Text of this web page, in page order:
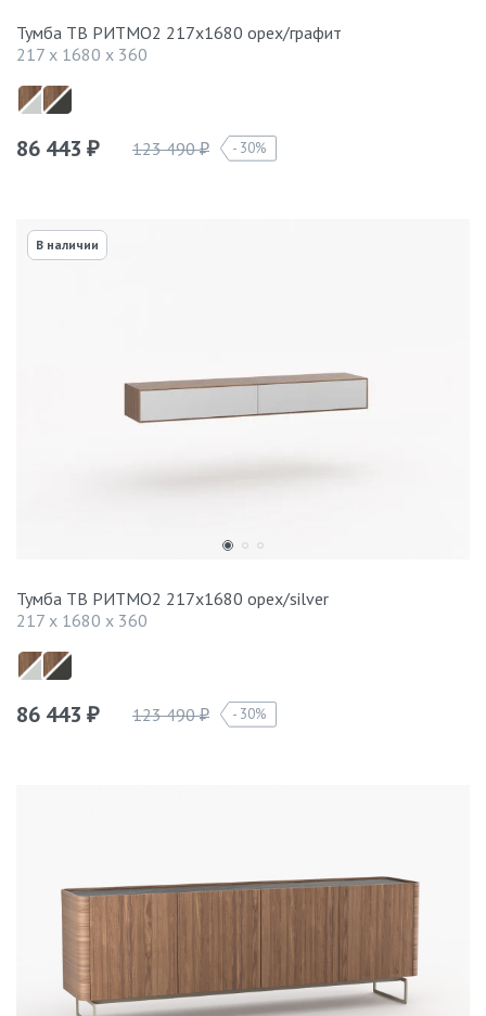
Тумба ТВ РИТМО2 217х1680 орех/графит
217 x 1680 x 360
86 443 ₽ 123 490₽ 30%
В наличии
Тумба ТВ РИТМО2 217х1680 орех/silver
217 x 1680 x 360
86 443 ₽ 123 490₽ 30%